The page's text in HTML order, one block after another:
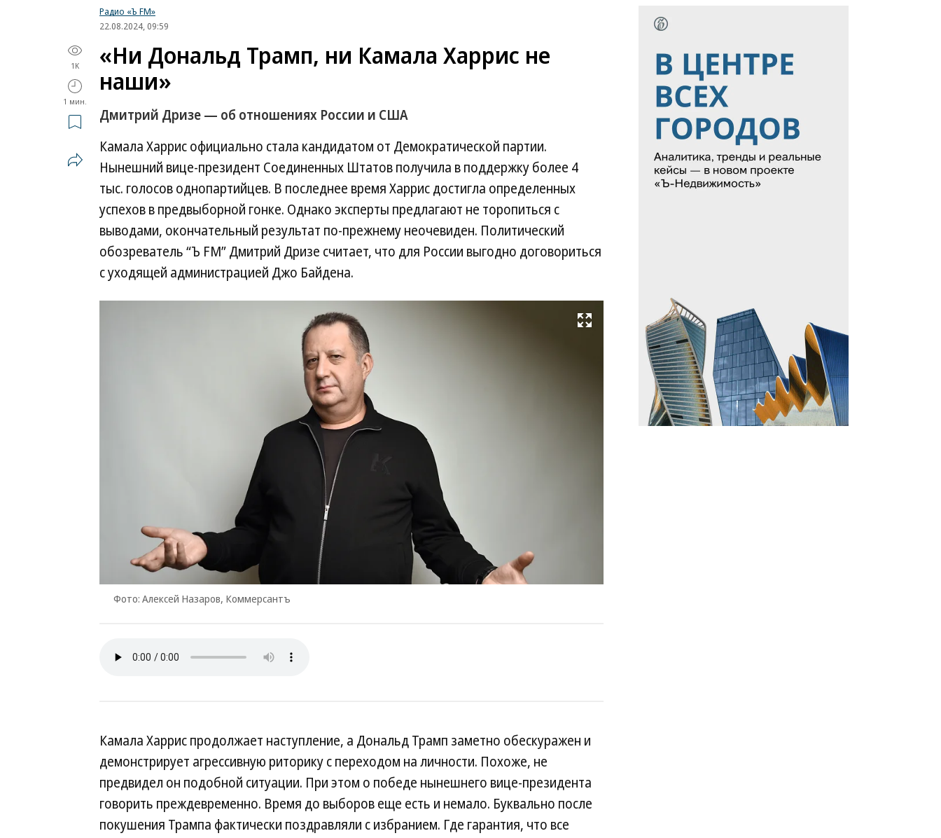
Радио «Ъ FM»
22.08.2024, 09:59
1K
1 мин.
«Ни Дональд Трамп, ни Камала Харрис не
наши»
Дмитрий Дризе — об отношениях России и США
Камала Харрис официально стала кандидатом от Демократической партии.
Нынешний вице-президент Соединенных Штатов получила в поддержку более 4
тыс. голосов однопартийцев. В последнее время Харрис достигла определенных
успехов в предвыборной гонке. Однако эксперты предлагают не торопиться с
выводами, окончательный результат по-прежнему неочевиден. Политический
обозреватель “Ъ FM” Дмитрий Дризе считает, что для России выгодно договориться
с уходящей администрацией Джо Байдена.
Развернуть на весь экран
Фото: Алексей Назаров, Коммерсантъ
Алексей
Назаров,
Коммерсантъ
Камала Харрис продолжает наступление, а Дональд Трамп заметно обескуражен и
демонстрирует агрессивную риторику с переходом на личности. Похоже, не
предвидел он подобной ситуации. При этом о победе нынешнего вице-президента
говорить преждевременно. Время до выборов еще есть и немало. Буквально после
покушения Трампа фактически поздравляли с избранием. Где гарантия, что все